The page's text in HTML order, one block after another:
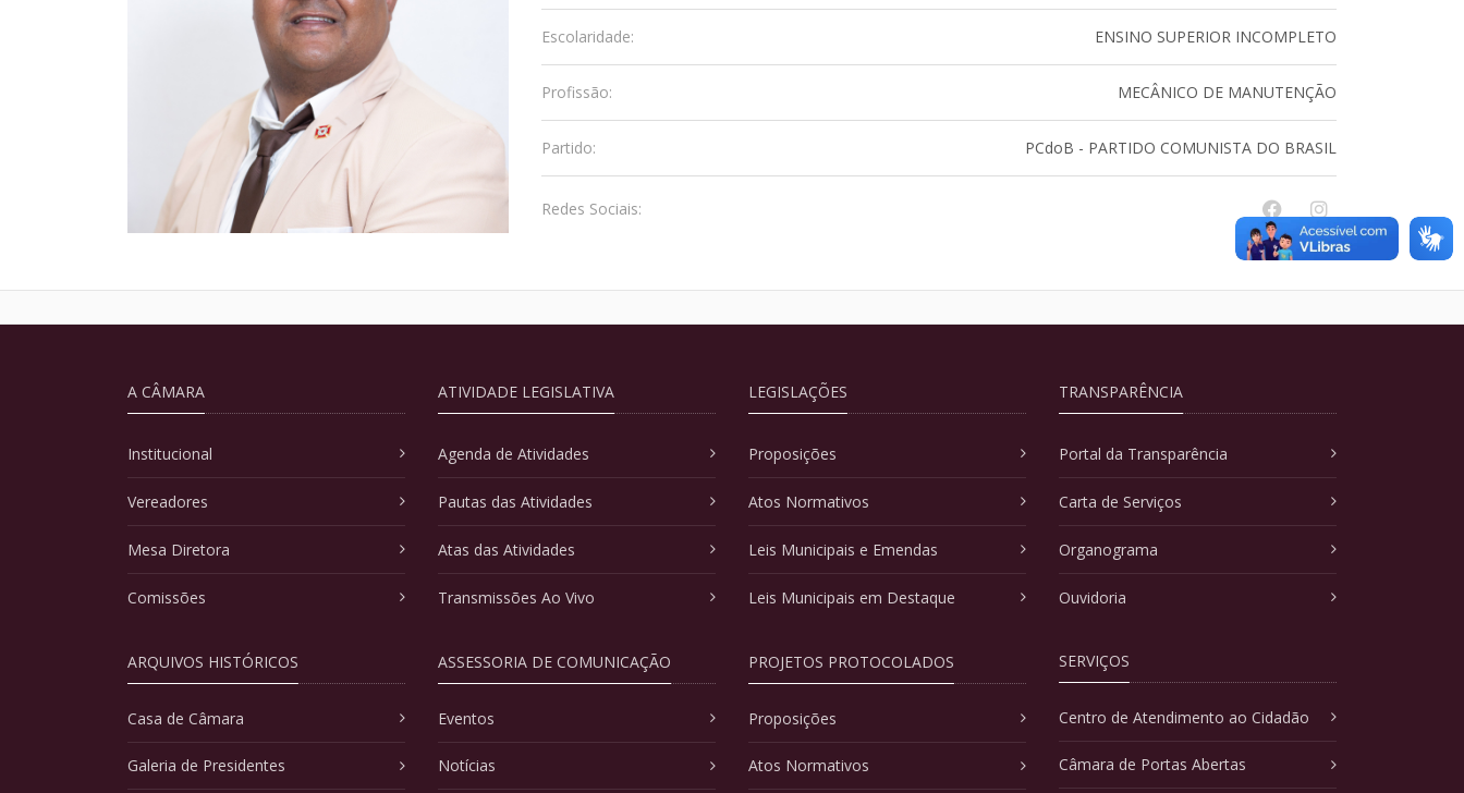
Escolaridade: ENSINO SUPERIOR INCOMPLETO
Profissão: MECÂNICO DE MANUTENÇÃO
Partido: PCdoB - PARTIDO COMUNISTA DO BRASIL
Redes Sociais:
A CÂMARA
Institucional
Vereadores
Mesa Diretora
Comissões
ARQUIVOS HISTÓRICOS
Casa de Câmara
Galeria de Presidentes
ATIVIDADE LEGISLATIVA
Agenda de Atividades
Pautas das Atividades
Atas das Atividades
Transmissões Ao Vivo
ASSESSORIA DE COMUNICAÇÃO
Eventos
Notícias
LEGISLAÇÕES
Proposições
Atos Normativos
Leis Municipais e Emendas
Leis Municipais em Destaque
PROJETOS PROTOCOLADOS
Proposições
Atos Normativos
TRANSPARÊNCIA
Portal da Transparência
Carta de Serviços
Organograma
Ouvidoria
SERVIÇOS
Centro de Atendimento ao Cidadão
Câmara de Portas Abertas